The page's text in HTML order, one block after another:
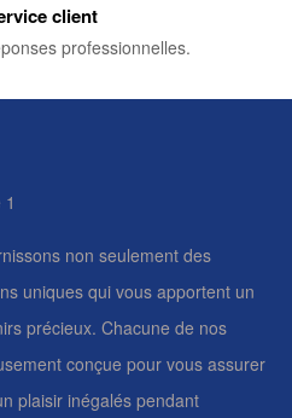
client
professionnelles.
non seulement des
uniques qui vous apportent un
précieux. Chacune de nos
conçue pour vous assurer
plaisir inégalés pendant